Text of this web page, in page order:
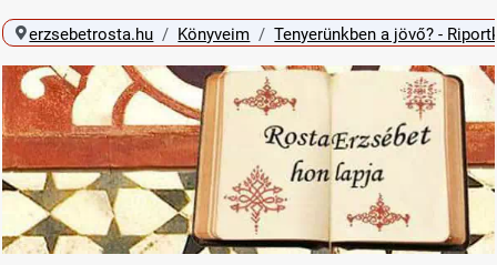
erzsebetrosta.hu Könyveim Tenyerünkben a jövő? -